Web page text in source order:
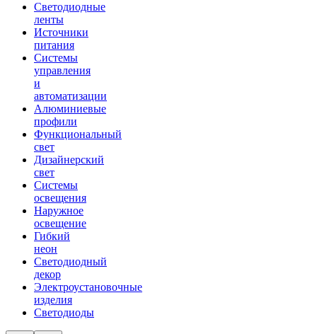
Светодиодные
ленты
Источники
питания
Системы
управления
и
автоматизации
Алюминиевые
профили
Функциональный
свет
Дизайнерский
свет
Системы
освещения
Наружное
освещение
Гибкий
неон
Светодиодный
декор
Электроустановочные
изделия
Светодиоды